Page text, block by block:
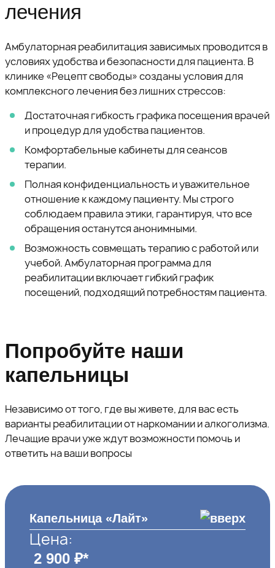
лечения
Амбулаторная реабилитация зависимых проводится в
условиях удобства и безопасности для пациента. В
клинике «Рецепт свободы» созданы условия для
комплексного лечения без лишних стрессов:
Достаточная гибкость графика посещения врачей
и процедур для удобства пациентов.
Комфортабельные кабинеты для сеансов
терапии.
Полная конфиденциальность и уважительное
отношение к каждому пациенту. Мы строго
соблюдаем правила этики, гарантируя, что все
обращения останутся анонимными.
Возможность совмещать терапию с работой или
учебой. Амбулаторная программа для
реабилитации включает гибкий график
посещений, подходящий потребностям пациента.
Попробуйте наши
капельницы
Независимо от того, где вы живете, для вас есть
варианты реабилитации от наркомании и алкоголизма.
Лечащие врачи уже ждут возможности помочь и
ответить на ваши вопросы
Капельница «Лайт»
Цена:
2 900 ₽*